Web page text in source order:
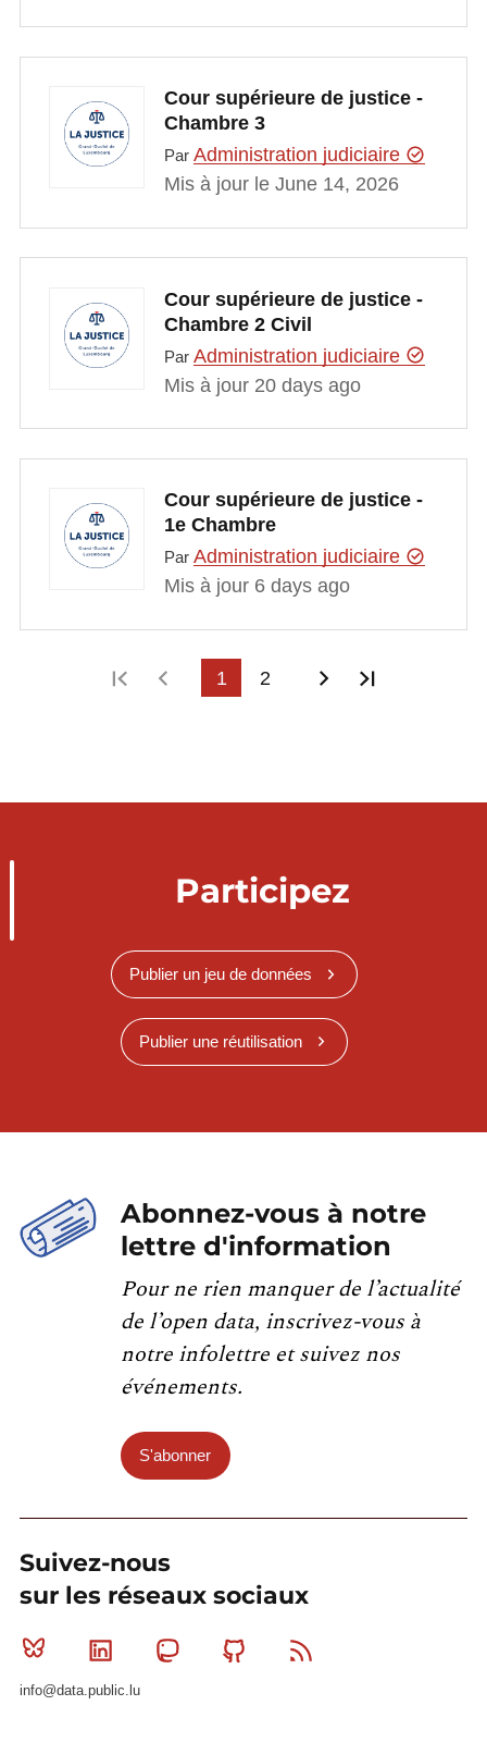
Cour supérieure de justice -
Chambre 3
Par Administration judiciaire
Mis à jour le June 14, 2026
Cour supérieure de justice -
Chambre 2 Civil
Par Administration judiciaire
Mis à jour 20 days ago
Cour supérieure de justice -
1e Chambre
Par Administration judiciaire
Mis à jour 6 days ago
Première page
Page précédente
1 2 Page suivante
Participez
Publier un jeu de données
Publier une réutilisation
Abonnez-vous à notre
lettre d'information
Pour ne rien manquer de l’actualité
de l’open data, inscrivez-vous à
notre infolettre et suivez nos
événements.
S'abonner
Suivez-nous
sur les réseaux sociaux
Bluesky Linkedin MastodonGithub
info@data.public.lu